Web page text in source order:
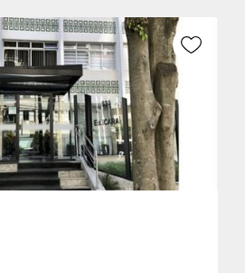
se para salvar seus
e-mail:*
Cadastrar
Venda:
(41) 99877 0504
Locação:
(41) 99877 0505